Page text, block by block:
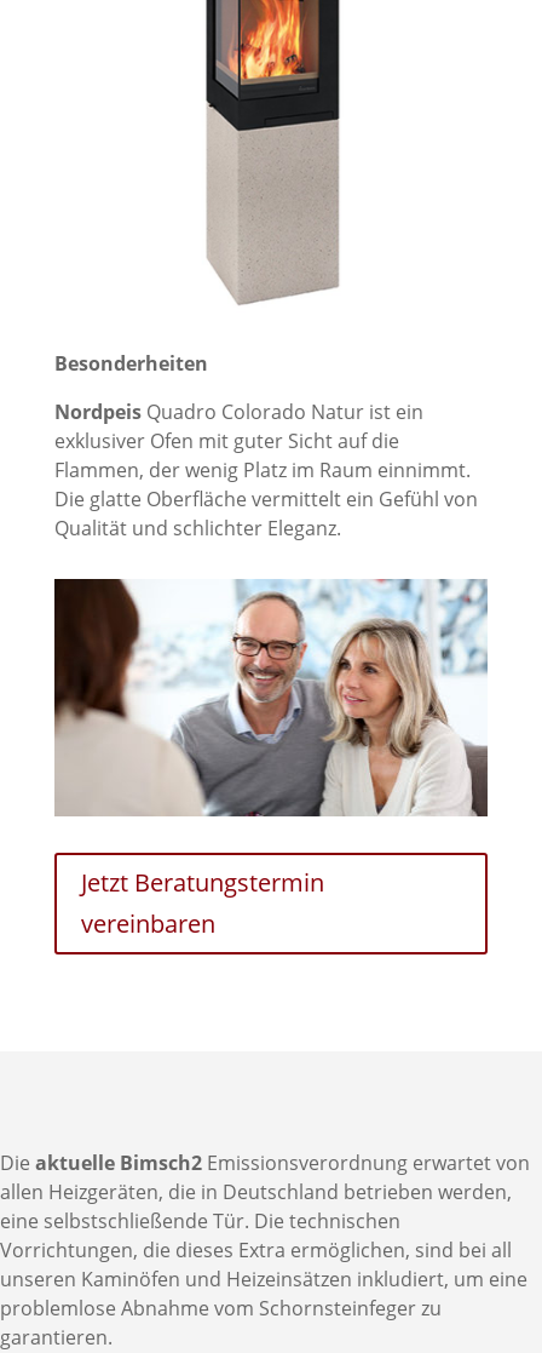
Besonderheiten
Nordpeis Quadro Colorado Natur ist ein
exklusiver Ofen mit guter Sicht auf die
Flammen, der wenig Platz im Raum einnimmt.
Die glatte Oberfläche vermittelt ein Gefühl von
Qualität und schlichter Eleganz.
Jetzt Beratungstermin
vereinbaren
Die aktuelle Bimsch2 Emissionsverordnung erwartet von
allen Heizgeräten, die in Deutschland betrieben werden,
eine selbstschließende Tür. Die technischen
Vorrichtungen, die dieses Extra ermöglichen, sind bei all
unseren Kaminöfen und Heizeinsätzen inkludiert, um eine
problemlose Abnahme vom Schornsteinfeger zu
garantieren.